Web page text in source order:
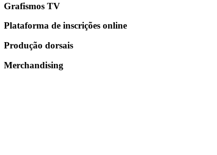
Grafismos TV
Plataforma de inscrições online
Produção dorsais
Merchandising